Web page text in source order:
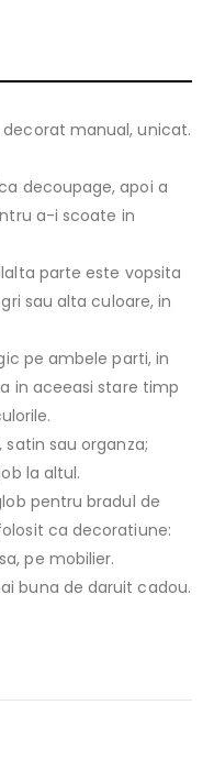
manual, unicat.
decoupage, apoi a
a-i scoate in
parte este vopsita
sau alta culoare, in
pe ambele parti, in
in aceeasi stare timp
sau organza;
la altul.
pentru bradul de
ca decoratiune:
pe mobilier.
buna de daruit cadou.